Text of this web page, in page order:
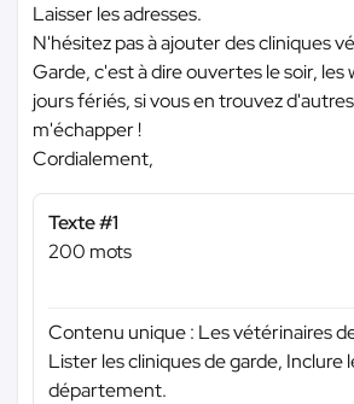
Laisser les adresses.
N'hésitez pas à ajouter des cliniques
Garde, c'est à dire ouvertes le soir, les
jours fériés, si vous en trouvez
m'échapper !
Cordialement,
Texte #1
200 mots
Contenu unique : Les vétérinaires
Lister les cliniques de garde, Inclure
département.